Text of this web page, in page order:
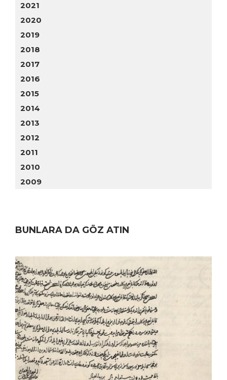
2021
2020
2019
2018
2017
2016
2015
2014
2013
2012
2011
2010
2009
BUNLARA DA GÖZ ATIN